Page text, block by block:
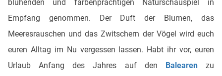
blühenden und farbenprächtigen Naturschauspiel in
Empfang genommen. Der Duft der Blumen, das
Meeresrauschen und das Zwitschern der Vögel wird euch
euren Alltag im Nu vergessen lassen. Habt ihr vor, euren
Urlaub Anfang des Jahres auf den
Balearenzu